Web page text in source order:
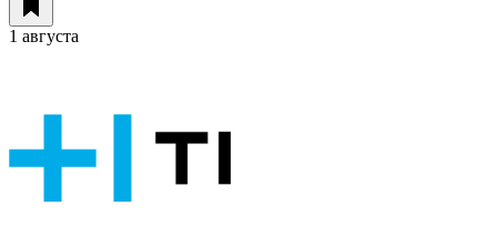
1 августа